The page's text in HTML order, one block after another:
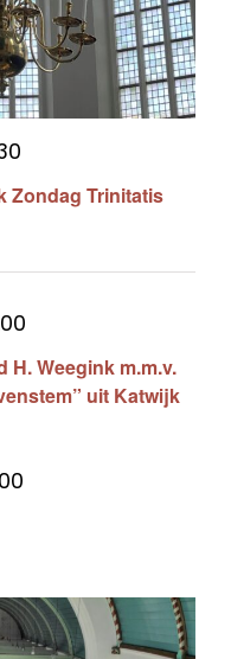
Zondag Trinitatis
H. Weegink m.m.v.
uit Katwijk